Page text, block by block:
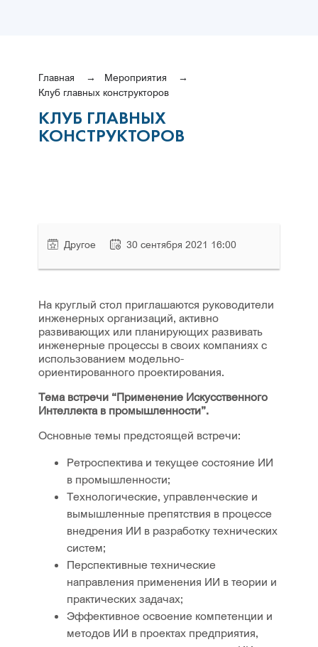
Главная
Мероприятия
Клуб главных конструкторов
КЛУБ ГЛАВНЫХ
КОНСТРУКТОРОВ
Другое 30 сентября 2021 16:00
На круглый стол приглашаются руководители
инженерных организаций, активно
развивающих или планирующих развивать
инженерные процессы в своих компаниях с
использованием модельно-
ориентированного проектирования.
Тема встречи “Применение Искусственного
Интеллекта в промышленности”.
Основные темы предстоящей встречи:
Ретроспектива и текущее состояние ИИ
в промышленности;
Технологические, управленческие и
вымышленные препятствия в процессе
внедрения ИИ в разработку технических
систем;
Перспективные технические
направления применения ИИ в теории и
практических задачах;
Эффективное освоение компетенции и
методов ИИ в проектах предприятия,